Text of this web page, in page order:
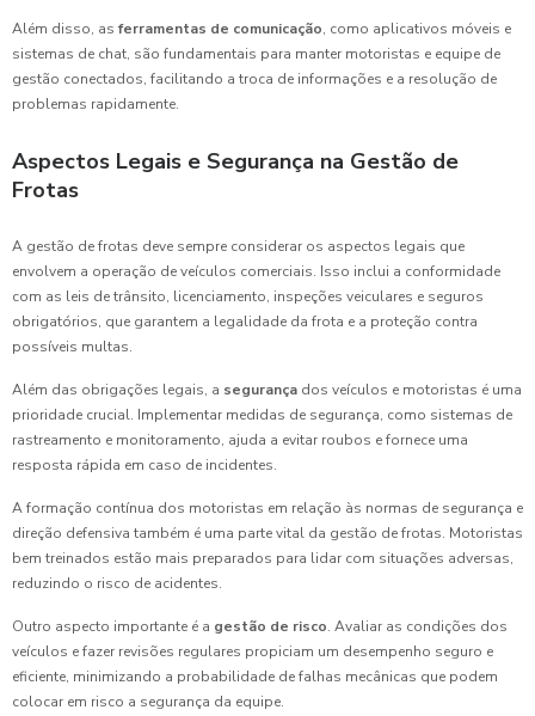
Além disso, as ferramentas de comunicação, como aplicativos móveis e
sistemas de chat, são fundamentais para manter motoristas e equipe de
gestão conectados, facilitando a troca de informações e a resolução de
problemas rapidamente.
Aspectos Legais e Segurança na Gestão de
Frotas
A gestão de frotas deve sempre considerar os aspectos legais que
envolvem a operação de veículos comerciais. Isso inclui a conformidade
com as leis de trânsito, licenciamento, inspeções veiculares e seguros
obrigatórios, que garantem a legalidade da frota e a proteção contra
possíveis multas.
Além das obrigações legais, a segurança dos veículos e motoristas é uma
prioridade crucial. Implementar medidas de segurança, como sistemas de
rastreamento e monitoramento, ajuda a evitar roubos e fornece uma
resposta rápida em caso de incidentes.
A formação contínua dos motoristas em relação às normas de segurança e
direção defensiva também é uma parte vital da gestão de frotas. Motoristas
bem treinados estão mais preparados para lidar com situações adversas,
reduzindo o risco de acidentes.
Outro aspecto importante é a gestão de risco. Avaliar as condições dos
veículos e fazer revisões regulares propiciam um desempenho seguro e
eficiente, minimizando a probabilidade de falhas mecânicas que podem
colocar em risco a segurança da equipe.